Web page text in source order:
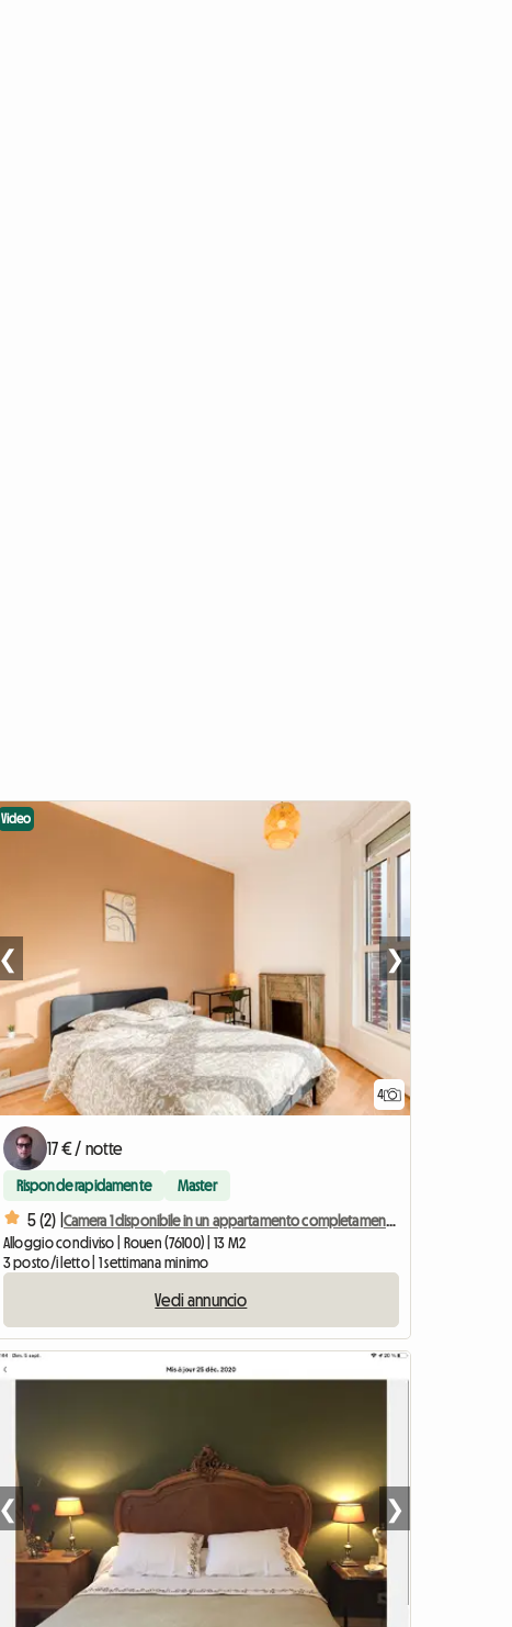
4
Video
❮ ❯
17 € / notte
Risponde rapidamente Master
5 (2) |
Camera 1 disponibile in un appartamento completamente ristrutturato
Alloggio condiviso | Rouen (76100) | 13 M2
3 posto/i letto | 1 settimana minimo
Vedi annuncio
❮ ❯